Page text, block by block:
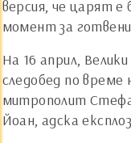
версия, че царят е
момент за
На 16 април,
следобед по
митрополит
Йоан, адска